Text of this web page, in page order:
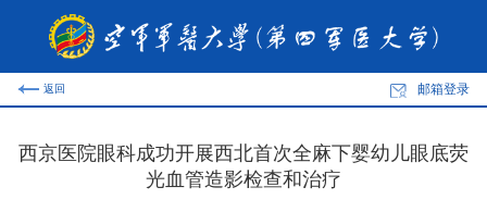
返回 邮箱登录
西京医院眼科成功开展西北首次全麻下婴幼儿眼底荧
光血管造影检查和治疗